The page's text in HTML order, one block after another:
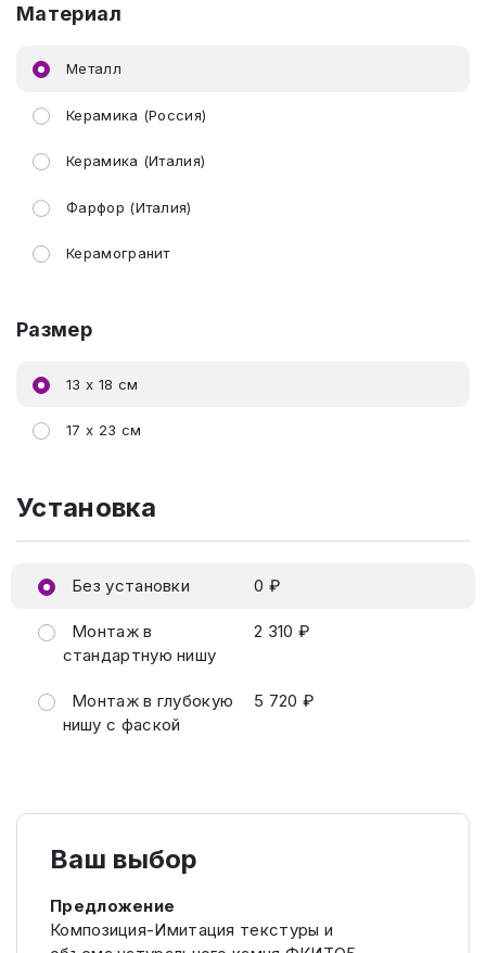
Материал
Металл
Керамика (Россия)
Керамика (Италия)
Фарфор (Италия)
Керамогранит
Размер
13 х 18 см
17 х 23 см
Установка
Без установки 0 ₽
Монтаж в
стандартную нишу
2 310 ₽
Монтаж в глубокую
нишу с фаской
5 720 ₽
Ваш выбор
Предложение
Композиция-Имитация текстуры и